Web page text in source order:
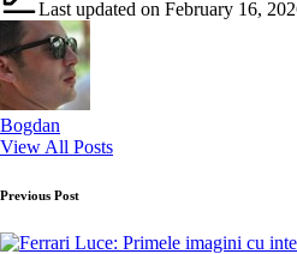
Last updated on February 16,
Bogdan
View All Posts
Post
navigation
Previous Post